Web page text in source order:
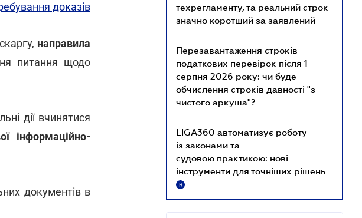
доказів
направила
питання щодо
дії вчинятися
інформаційно-
документів в
техрегламенту, та реальний строк
значно коротший за заявлений
Перезавантаження строків
податкових перевірок після 1
серпня 2026 року: чи буде
обчислення строків давності "з
чистого аркуша"?
LIGA360 автоматизує роботу
із законами та
судовою практикою: нові
інструменти для точніших рішень
R